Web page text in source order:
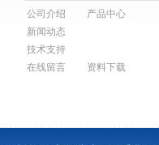
公司介绍
产品中心
新闻动态
技术支持
在线留言
资料下载